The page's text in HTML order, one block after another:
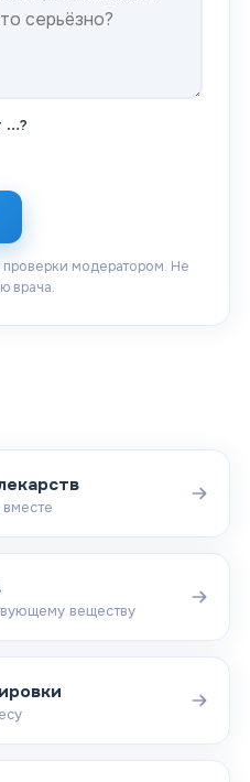
…?
модератором. Не
врача.
веществу